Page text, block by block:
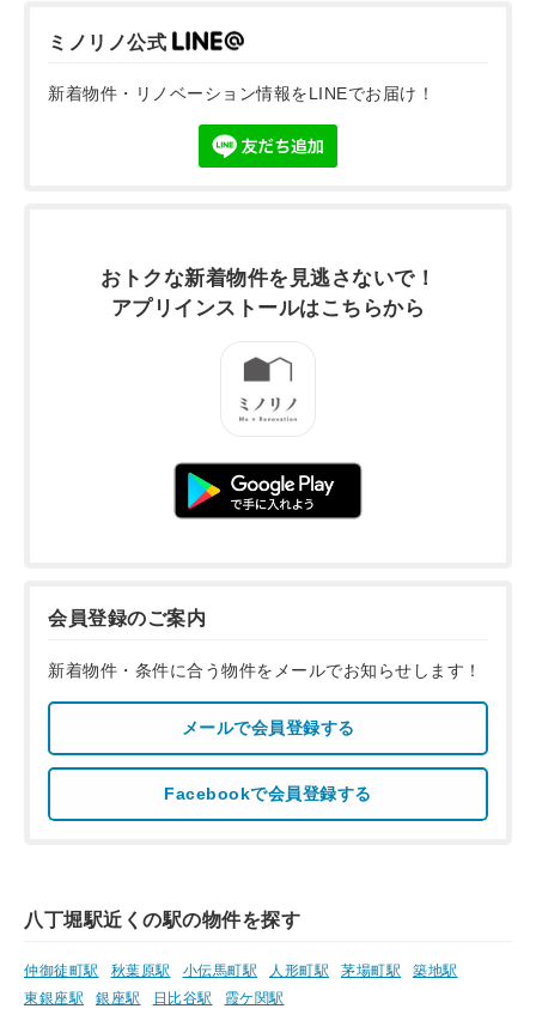
ミノリノ公式
新着物件・リノベーション情報をLINEでお届け！
おトクな新着物件を 見逃さないで！
アプリインストールはこちらから
会員登録のご案内
新着物件・条件に合う物件をメールでお知らせします！
メールで会員登録する
Facebookで会員登録する
八丁堀駅近くの駅の物件を探す
仲御徒町駅 秋葉原駅 小伝馬町駅 人形町駅 茅場町駅
築地駅
東銀座駅
銀座駅 日比谷駅 霞ケ関駅